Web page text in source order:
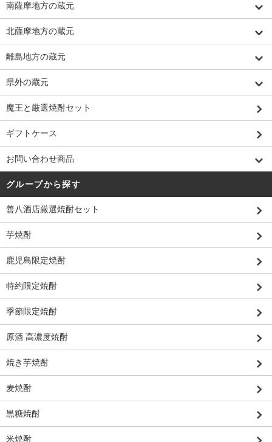
南薩摩地方の蔵元
北薩摩地方の蔵元
離島地方の蔵元
県外の蔵元
魔王と厳選焼酎セット
ギフトケース
お問い合わせ商品
グループから探す
善八酒店厳選焼酎セット
芋焼酎
鹿児島限定焼酎
特約限定焼酎
季節限定焼酎
原酒 高濃度焼酎
焼き芋焼酎
麦焼酎
黒糖焼酎
米焼酎